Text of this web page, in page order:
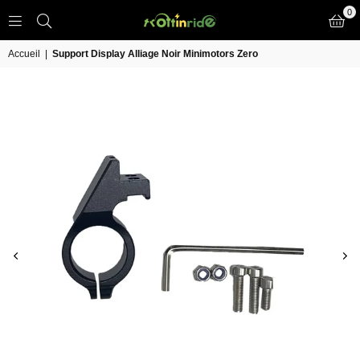
IN
0
Accueil Support Display Alliage Noir Minimotors Zero